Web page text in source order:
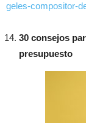
geles-compositor-
30 consejos
presupuesto